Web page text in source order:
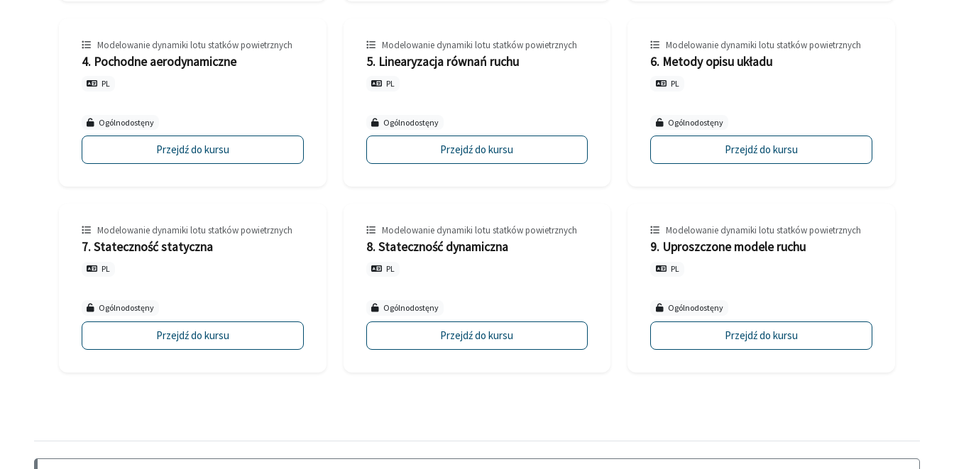
Modelowanie dynamiki lotu statków powietrznych
4. Pochodne aerodynamiczne
PL
Ogólnodostęny
Przejdź do kursu
Modelowanie dynamiki lotu statków powietrznych
5. Linearyzacja równań ruchu
PL
Ogólnodostęny
Przejdź do kursu
Modelowanie dynamiki lotu statków powietrznych
6. Metody opisu układu
PL
Ogólnodostęny
Przejdź do kursu
Modelowanie dynamiki lotu statków powietrznych
7. Stateczność statyczna
PL
Ogólnodostęny
Przejdź do kursu
Modelowanie dynamiki lotu statków powietrznych
8. Stateczność dynamiczna
PL
Ogólnodostęny
Przejdź do kursu
Modelowanie dynamiki lotu statków powietrznych
9. Uproszczone modele ruchu
PL
Ogólnodostęny
Przejdź do kursu